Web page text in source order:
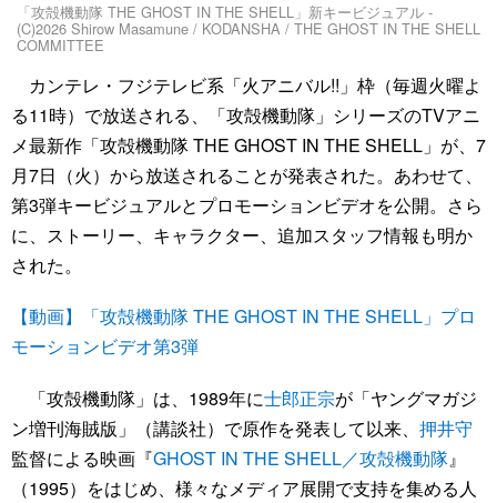
「攻殻機動隊 THE GHOST IN THE SHELL」新キービジュアル -
(C)2026 Shirow Masamune / KODANSHA / THE GHOST IN THE SHELL
COMMITTEE
カンテレ・フジテレビ系「火アニバル!!」枠（毎週火曜よ
る11時）で放送される、「攻殻機動隊」シリーズのTVアニ
メ最新作「攻殻機動隊 THE GHOST IN THE SHELL」が、7
月7日（火）から放送されることが発表された。あわせて、
第3弾キービジュアルとプロモーションビデオを公開。さら
に、ストーリー、キャラクター、追加スタッフ情報も明か
された。
【動画】「攻殻機動隊 THE GHOST IN THE SHELL」プロ
モーションビデオ第3弾
「攻殻機動隊」は、1989年に士郎正宗が「ヤングマガジ
ン増刊海賊版」（講談社）で原作を発表して以来、 押井守
監督による映画『GHOST IN THE SHELL／攻殻機動隊』
（1995）をはじめ、様々なメディア展開で支持を集める人